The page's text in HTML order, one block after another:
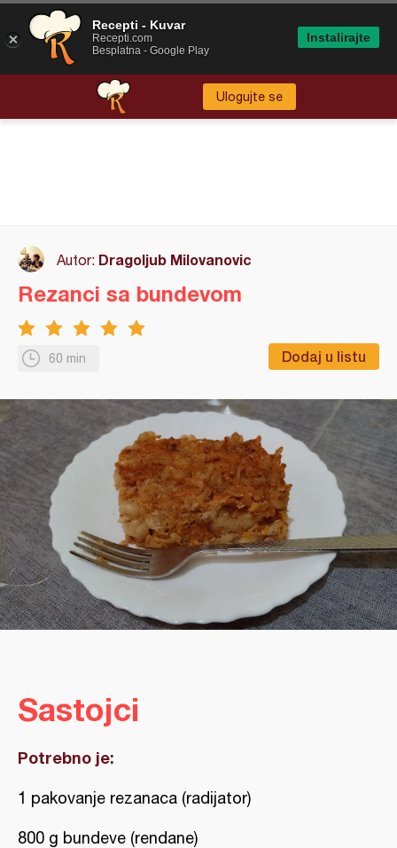
Ulogujte se
Autor: Dragoljub Milovanovic
60 min Dodaj u listu
Rezanci sa bundevom
Sastojci
Potrebno je:
1 pakovanje rezanaca (radijator)
800 g bundeve (rendane)
Recepti - Kuvar
Recepti.com
Besplatna - Google Play
Instalirajte